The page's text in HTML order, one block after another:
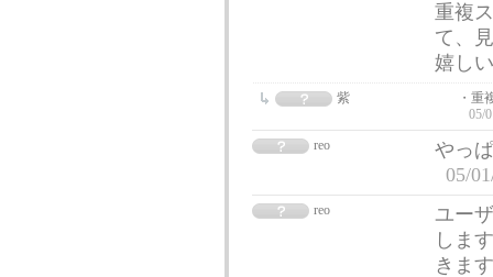
重複
て、
嬉し
紫
・
05/
reo
やっ
05/
reo
ユー
しま
きま